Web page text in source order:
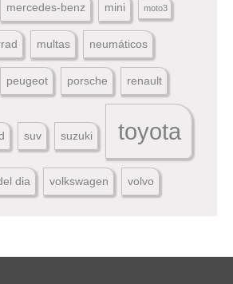
mercedes-benz mini moto3
multas neumáticos
peugeot porsche renault
suv suzuki toyota
dia volkswagen volvo